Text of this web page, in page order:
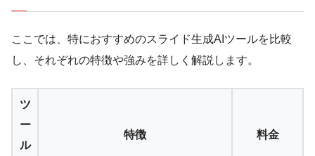
ここでは、特におすすめのスライド生成AIツールを比較
し、それぞれの特徴や強みを詳しく解説します。
ツ
ー
ル
特徴 料金